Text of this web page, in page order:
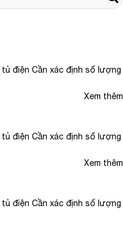
điện Cần xác định số lượng
Xem thêm
điện Cần xác định số lượng
Xem thêm
điện Cần xác định số lượng